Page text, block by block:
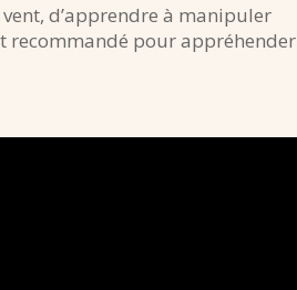
d’apprendre à manipuler
recommandé pour appréhender